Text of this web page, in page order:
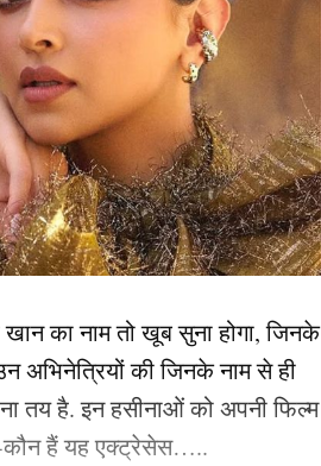
का नाम तो खूब सुना होगा, जिनके
की जिनके नाम से ही
तय है. इन हसीनाओं को अपनी फिल्म
कौन हैं यह एक्ट्रेसेस…..